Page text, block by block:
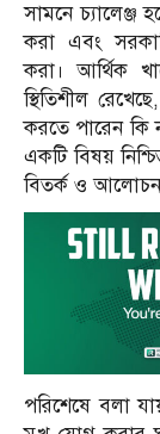
সামনে চ্যালেঞ্জ
করা এবং
করা। আর্থিক
স্থিতিশীল
করতে পারেন কি
একটি বিষয়
বিতর্ক ও
পরিশেষে বলা